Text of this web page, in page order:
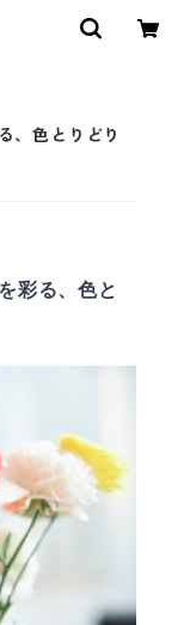
、色とりどり
彩る、色と